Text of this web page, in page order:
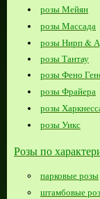
розы Мейян
розы Массада
розы Нирп &
розы Тантау
розы Фено
розы Фрайера
розы
розы Уикс
Розы по
парковые розы
штамбовые